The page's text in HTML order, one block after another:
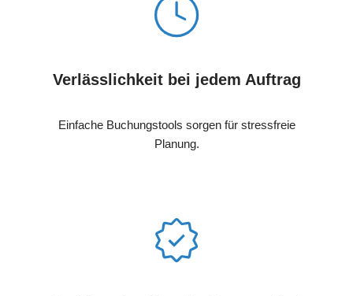
Verlässlichkeit bei jedem Auftrag
Einfache Buchungstools sorgen für stressfreie
Planung.